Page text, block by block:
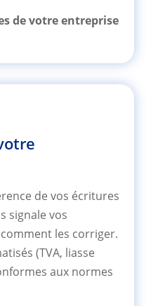
de votre entreprise
de vos écritures
signale vos
les corriger.
(TVA, liasse
aux normes